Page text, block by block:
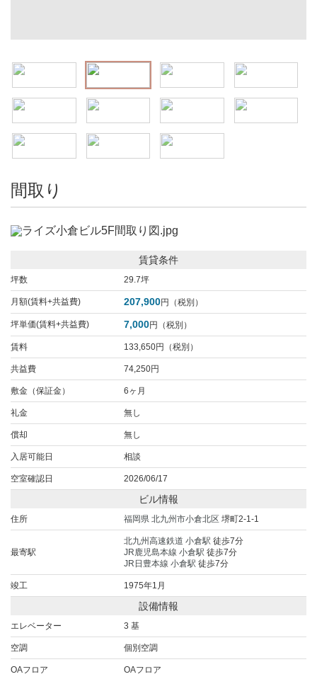
間取り
賃貸条件
坪数 29.7坪
月額(賃料+共益費) 207,900円（税別）
坪単価(賃料+共益費) 7,000円（税別）
賃料 133,650円（税別）
共益費 74,250円
敷金（保証金） 6ヶ月
礼金 無し
償却 無し
入居可能日 相談
空室確認日 2026/06/17
ビル情報
住所 福岡県 北九州市小倉北区 堺町2-1-1
最寄駅
北九州高速鉄道 小倉駅 徒歩7分
JR鹿児島本線 小倉駅 徒歩7分
JR日豊本線 小倉駅 徒歩7分
竣工 1975年1月
設備情報
エレベーター 3 基
空調 個別空調
OAフロア OAフロア